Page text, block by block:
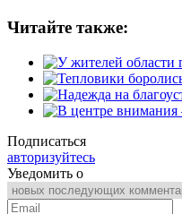
Читайте также:
Подписаться
авторизуйтесь
Уведомить о